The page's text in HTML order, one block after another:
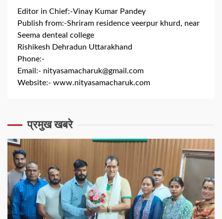
Editor in Chief:-Vinay Kumar Pandey
Publish from:-Shriram residence veerpur khurd, near
Seema denteal college
Rishikesh Dehradun Uttarakhand
Phone:-
Email:- nityasamacharuk@gmail.com
Website:- www.nityasamacharuk.com
प्रमुख खबरे